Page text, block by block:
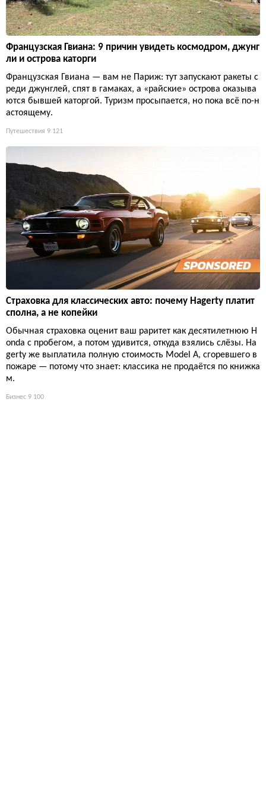
Французская Гвиана: 9 причин увидеть космодром, джунг
ли и острова каторги
Французская Гвиана — вам не Париж: тут запускают ракеты с
реди джунглей, спят в гамаках, а «райские» острова оказыва
ются бывшей каторгой. Туризм просыпается, но пока всё по-н
астоящему.
Путешествия 9 121
Страховка для классических авто: почему Hagerty платит
сполна, а не копейки
Обычная страховка оценит ваш раритет как десятилетнюю H
onda с пробегом, а потом удивится, откуда взялись слёзы. Ha
gerty же выплатила полную стоимость Model A, сгоревшего в
пожаре — потому что знает: классика не продаётся по книжка
м.
Бизнес 9 100